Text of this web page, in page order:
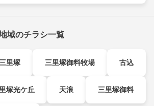
域のチラシ一覧
里塚 三里塚御料牧場 古込
塚光ケ丘 天浪 三里塚御料